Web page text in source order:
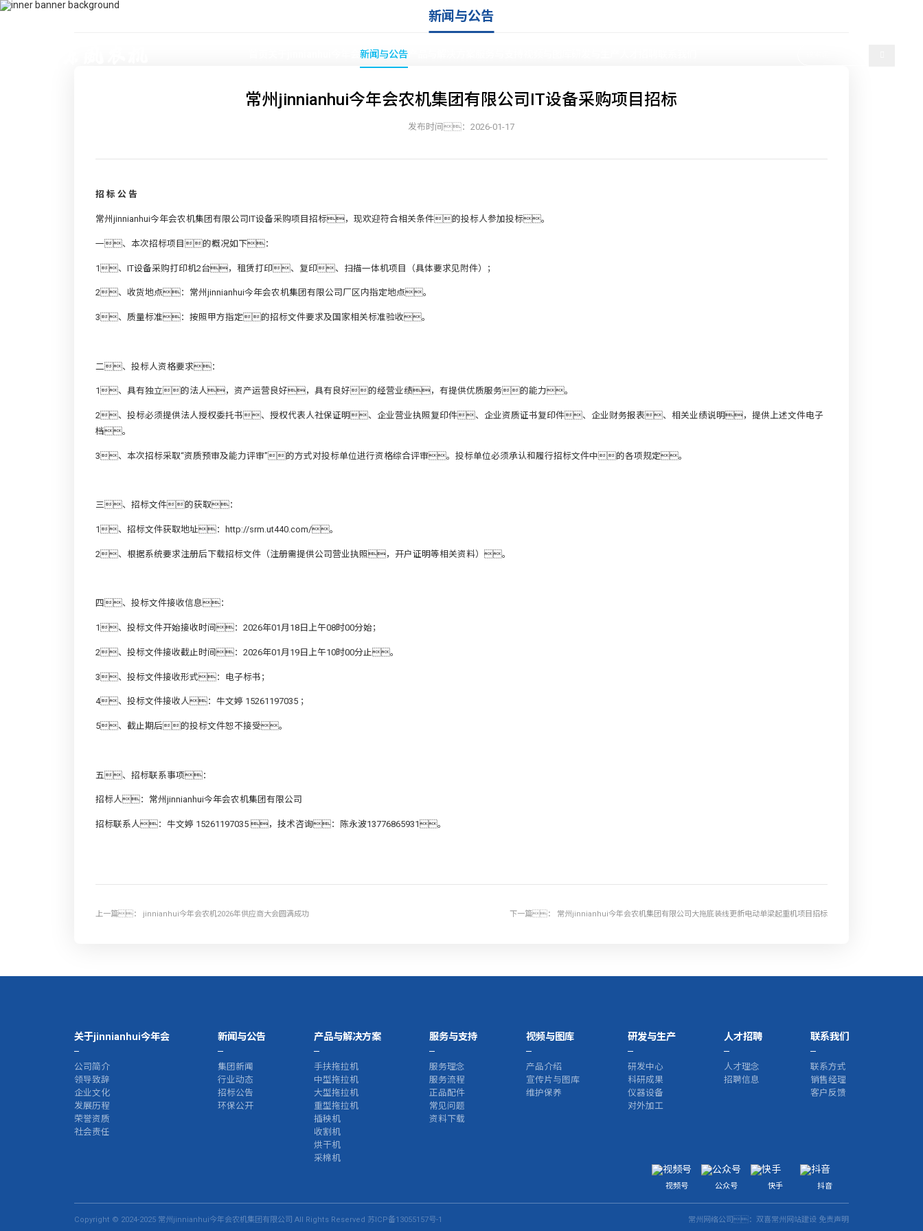
dfam@ut440.com
新闻与公告产品与解决方案
新闻与公告
常州jinnianhui今年会农机集团有限公司IT设备采购项目招标
发布时间：2026-01-17
招 标 公 告
常州jinnianhui今年会农机集团有限公司IT设备采购项目招标，现欢迎符合相关条件的投标人参加投标。
一、本次招标项目的概况如下：
1、IT设备采购打印机2台，租赁打印、复印、扫描一体机项目（具体要求见附件）；
2、收货地点：常州jinnianhui今年会农机集团有限公司厂区内指定地点。
3、质量标准：按照甲方指定的招标文件要求及国家相关标准验收。
二、投标人资格要求：
1、具有独立的法人，资产运营良好，具有良好的经营业绩，有提供优质服务的能力。
2、投标必须提供法人授权委托书、授权代表人社保证明、企业营业执照复印件、企业资质证书复印件、企业财务报表、相关业绩说明，提供上述文件电子
档。
3、本次招标采取“资质预审及能力评审”的方式对投标单位进行资格综合评审。投标单位必须承认和履行招标文件中的各项规定。
三、招标文件的获取：
1、招标文件获取地址： http://srm.ut440.com/。
2、根据系统要求注册后下载招标文件（注册需提供公司营业执照，开户证明等相关资料）。
四、投标文件接收信息：
1、投标文件开始接收时间：2026年01月18日上午08时00分始；
2、投标文件接收截止时间：2026年01月19日上午10时00分止。
3、投标文件接收形式：电子标书；
4、投标文件接收人：牛文婷 15261197035 ；
5、截止期后的投标文件恕不接受。
五、招标联系事项：
招标人：常州jinnianhui今年会农机集团有限公司
招标联系人：牛文婷 15261197035 ，技术咨询：陈永波13776865931。
上一篇： jinnianhui今年会农机2026年供应商大会圆满成功 下一篇： 常州jinnianhui今年会农机集团有限公司大拖底装线更新电动单梁起重机项目招标
关于jinnianhui今年会
公司简介
领导致辞
企业文化
发展历程
荣誉资质
社会责任
新闻与公告
集团新闻
行业动态
招标公告
环保公开
产品与解决方案
手扶拖拉机
中型拖拉机
大型拖拉机
重型拖拉机
插秧机
收割机
烘干机
采棉机
服务与支持
服务理念
服务流程
正品配件
常见问题
资料下载
视频与图库
产品介绍
宣传片与图库
维护保养
研发与生产
研发中心
科研成果
仪器设备
对外加工
人才招聘
人才理念
招聘信息
联系我们
联系方式
销售经理
客户反馈
视频号 公众号 快手 抖音
Copyright © 2024-2025 常州jinnianhui今年会农机集团有限公司 All Rights Reserved 苏ICP备13055157号-1 常州网络公司：双喜常州网站建设 免责声明